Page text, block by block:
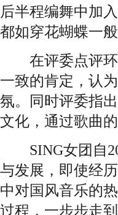
后半程编舞中加
都如穿花蝴蝶一
在评委点评环
一致的肯定，认
氛。同时评委指
文化，通过歌曲
SING女团自
与发展，即使经
中对国风音乐的
过程，一步步走